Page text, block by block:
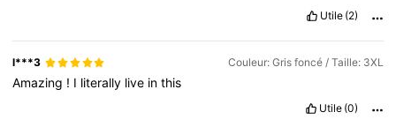
Utile (2)
l***3 Couleur: Gris foncé / Taille: 3XL
Amazing ! I literally live inthis
Utile (0)